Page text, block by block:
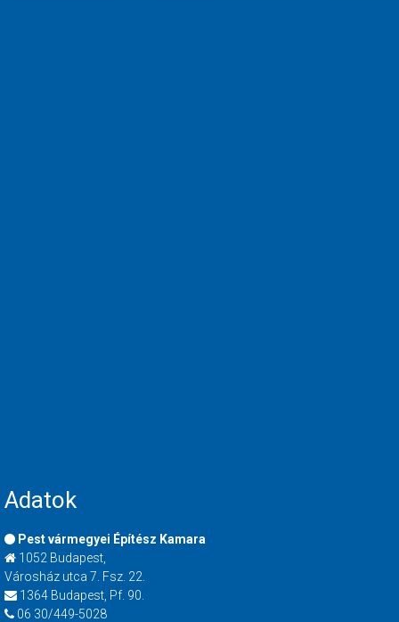
Adatok
Pest vármegyei Építész Kamara
1052 Budapest,
Városház utca 7. Fsz. 22.
1364 Budapest, Pf. 90.
06 30/449-5028